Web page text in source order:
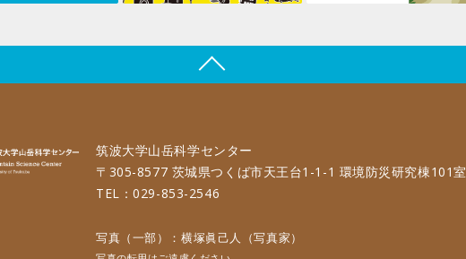
筑波大学山岳科学センター
〒305-8577 茨城県つくば市天王台1-1-1 環境防災研究棟101室
TEL：029-853-2546
写真（一部）：横塚眞己人（写真家）